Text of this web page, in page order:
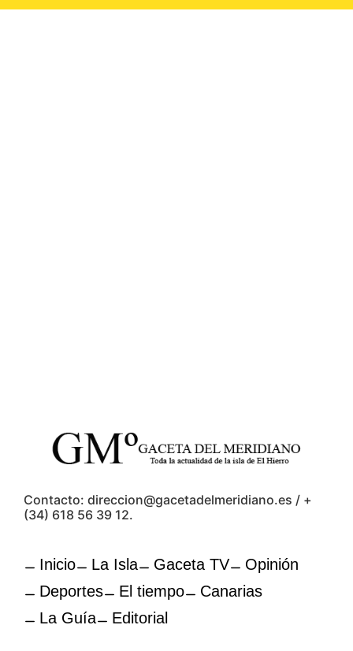
Contacto: direccion@gacetadelmeridiano.es / +
(34) 618 56 39 12.
Inicio La Isla Gaceta TV
Opinión
Deportes
El tiempo
Canarias
La Guía
Editorial